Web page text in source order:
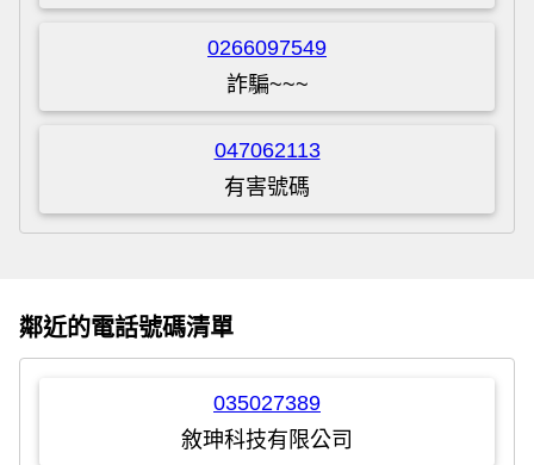
0266097549
詐騙~~~
047062113
有害號碼
鄰近的電話號碼清單
035027389
敘珅科技有限公司